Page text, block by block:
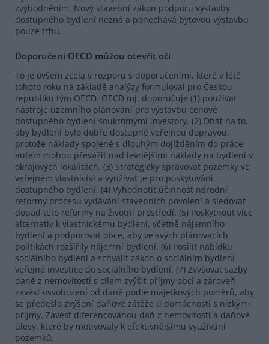
zvýhodněním. Nový stavební zákon podporu výstavby
dostupného bydlení nezná a ponechává bytovou výstavbu
pouze trhu.
Doporučení OECD můžou otevřít oči
To je ovšem zcela v rozporu s doporučeními, které v létě
tohoto roku na základě analýzy formuloval pro Českou
republiku tým OECD. OECD mj. doporučuje (1) používat
nástroje územního plánování pro výstavbu cenově
dostupného bydlení soukromými investory. (2) Dbát na to,
aby bydlení bylo dobře dostupné veřejnou dopravou,
protože náklady spojené s dlouhým dojížděním do práce
autem mohou převážit nad levnějšími náklady na bydlení v
okrajových lokalitách. (3) Strategicky spravovat pozemky ve
veřejném vlastnictví a využívat je pro poskytování
dostupného bydlení. (4) Vyhodnotit účinnost národní
reformy procesu vydávání stavebních povolení a sledovat
dopad této reformy na životní prostředí. (5) Poskytnout více
alternativ k vlastnickému bydlení, včetně nájemního
bydlení a podporovat obce, aby ve svých plánovacích
politikách rozšířily nájemní bydlení. (6) Posílit nabídku
sociálního bydlení a schválit zákon o sociálním bydlení
veřejné investice do sociálního bydlení. (7) Zvyšovat sazby
daně z nemovitostí s cílem zvýšit příjmy obcí a zároveň
zavést osvobození od daně podle majetkových poměrů, aby
se předešlo zvýšení daňové zátěže u domácností s nízkými
příjmy. Zavést diferencovanou daň z nemovitostí a daňové
úlevy, které by motivovaly k efektivnějšímu využívání
pozemků.